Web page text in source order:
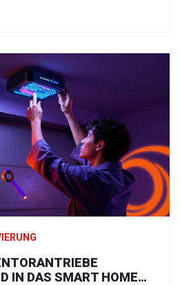
IN DAS SMART HOME